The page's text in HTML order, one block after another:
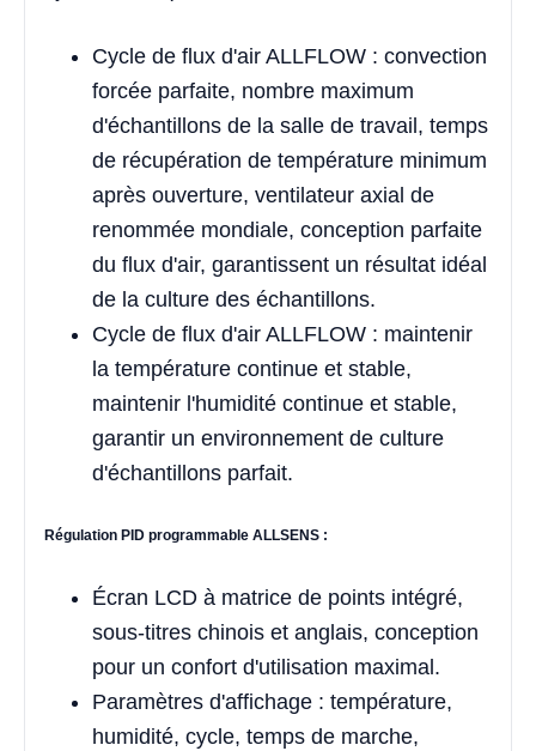
Cycle de flux d'air ALLFLOW : convection
forcée parfaite, nombre maximum
d'échantillons de la salle de travail, temps
de récupération de température minimum
après ouverture, ventilateur axial de
renommée mondiale, conception parfaite
du flux d'air, garantissent un résultat idéal
de la culture des échantillons.
Cycle de flux d'air ALLFLOW : maintenir
la température continue et stable,
maintenir l'humidité continue et stable,
garantir un environnement de culture
d'échantillons parfait.
Régulation PID programmable ALLSENS :
Écran LCD à matrice de points intégré,
sous-titres chinois et anglais, conception
pour un confort d'utilisation maximal.
Paramètres d'affichage : température,
humidité, cycle, temps de marche,